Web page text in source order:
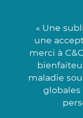
« Une
une
merci à
maladie
globales